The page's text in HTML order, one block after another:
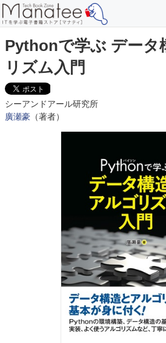
Pythonで学ぶ データ
リズム入門
シーアンドアール研究所
廣瀬豪 （著者）